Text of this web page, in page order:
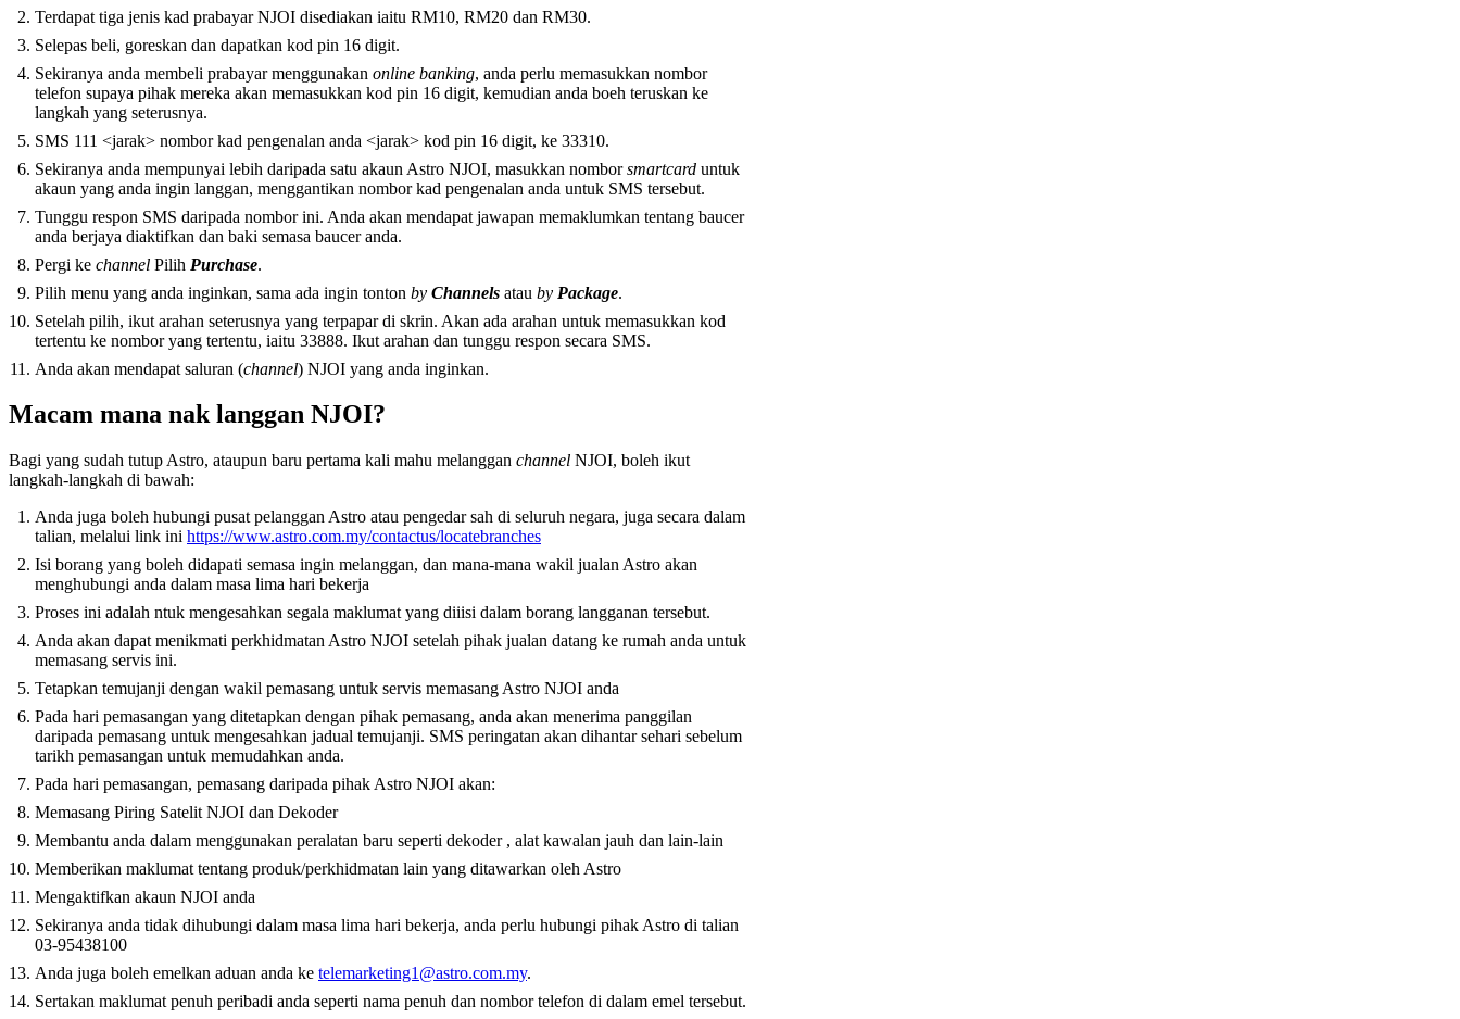
Terdapat tiga jenis kad prabayar NJOI disediakan iaitu RM10, RM20 dan RM30.
Selepas beli, goreskan dan dapatkan kod pin 16 digit.
Sekiranya anda membeli prabayar menggunakan online banking, anda perlu memasukkan nombor
telefon supaya pihak mereka akan memasukkan kod pin 16 digit, kemudian anda boeh teruskan ke
langkah yang seterusnya.
SMS 111 <jarak> nombor kad pengenalan anda <jarak> kod pin 16 digit, ke 33310.
Sekiranya anda mempunyai lebih daripada satu akaun Astro NJOI, masukkan nomborsmartcard untuk
akaun yang anda ingin langgan, menggantikan nombor kad pengenalan anda untuk SMS tersebut.
Tunggu respon SMS daripada nombor ini. Anda akan mendapat jawapan memaklumkan tentang baucer
anda berjaya diaktifkan dan baki semasa baucer anda.
Pergi ke channel Pilih Purchase.
Pilih menu yang anda inginkan, sama ada ingin tonton by Channels atau by Package.
Setelah pilih, ikut arahan seterusnya yang terpapar di skrin. Akan ada arahan untuk memasukkan kod
tertentu ke nombor yang tertentu, iaitu 33888. Ikut arahan dan tunggu respon secara SMS.
Anda akan mendapat saluran (channel) NJOI yang anda inginkan.
Macam mana nak langgan NJOI?
Bagi yang sudah tutup Astro, ataupun baru pertama kali mahu melanggan channel NJOI, boleh ikut
langkah-langkah di bawah:
Anda juga boleh hubungi pusat pelanggan Astro atau pengedar sah di seluruh negara, juga secara dalam
talian, melalui link ini https://www.astro.com.my/contactus/locatebranches
Isi borang yang boleh didapati semasa ingin melanggan, dan mana-mana wakil jualan Astro akan
menghubungi anda dalam masa lima hari bekerja
Proses ini adalah ntuk mengesahkan segala maklumat yang diiisi dalam borang langganan tersebut.
Anda akan dapat menikmati perkhidmatan Astro NJOI setelah pihak jualan datang ke rumah anda untuk
memasang servis ini.
Tetapkan temujanji dengan wakil pemasang untuk servis memasang Astro NJOI anda
Pada hari pemasangan yang ditetapkan dengan pihak pemasang, anda akan menerima panggilan
daripada pemasang untuk mengesahkan jadual temujanji. SMS peringatan akan dihantar sehari sebelum
tarikh pemasangan untuk memudahkan anda.
Pada hari pemasangan, pemasang daripada pihak Astro NJOI akan:
Memasang Piring Satelit NJOI dan Dekoder
Membantu anda dalam menggunakan peralatan baru seperti dekoder , alat kawalan jauh dan lain-lain
Memberikan maklumat tentang produk/perkhidmatan lain yang ditawarkan oleh Astro
Mengaktifkan akaun NJOI anda
Sekiranya anda tidak dihubungi dalam masa lima hari bekerja, anda perlu hubungi pihak Astro di talian
03-95438100
Anda juga boleh emelkan aduan anda ke telemarketing1@astro.com.my.
Sertakan maklumat penuh peribadi anda seperti nama penuh dan nombor telefon di dalam emel tersebut.